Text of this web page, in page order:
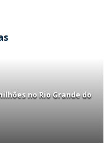
no Rio Grande do